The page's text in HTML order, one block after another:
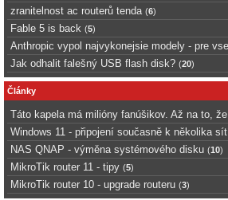
zranitelnost ac routerů tenda (6)
Fable 5 is back (5)
Anthropic vypol najvykonejsie modely - pre
Jak odhalit falešný USB flash disk? (20)
Články
Táto kapela má milióny fanúšikov. Až na to, že
Windows 11 - připojení současně k několika
NAS QNAP - výměna systémového disku (10)
MikroTik router 11 - tipy (5)
MikroTik router 10 - upgrade routeru (3)